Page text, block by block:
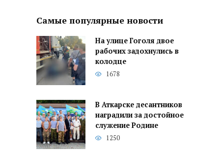
Самые популярные новости
На улице Гоголя двое
рабочих задохнулись в
колодце
1678
В Аткарске десантников
наградили за достойное
служение Родине
1250